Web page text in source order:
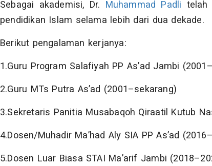
Sebagai akademisi, Dr. Muhammad Padli telah
pendidikan Islam selama lebih dari dua dekade.
Berikut pengalaman kerjanya:
1.Guru Program Salafiyah PP As’ad Jambi
2.Guru MTs Putra As’ad (2001–sekarang)
3.Sekretaris Panitia Musabaqoh Qiraatil Kutub
4.Dosen/Muhadir Ma’had Aly SIA PP As’ad
5.Dosen Luar Biasa STAI Ma’arif Jambi